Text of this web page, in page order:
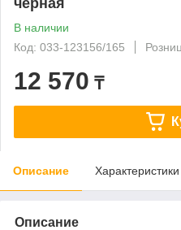
В наличии
Код: 033-123156/165
12 570 ₸
Описание Характеристики
Описание